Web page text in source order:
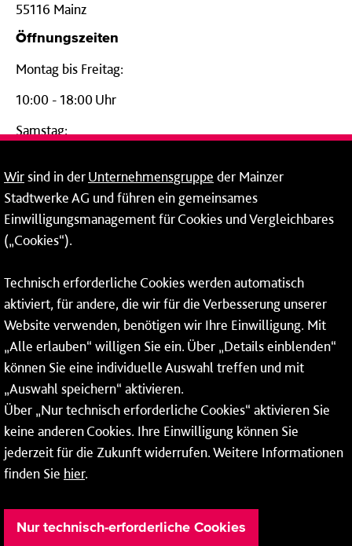
55116 Mainz
Öffnungszeiten
Montag bis Freitag:
10:00 - 18:00 Uhr
Samstag:
24-Stunden-Telefon*
06131 – 12 77 77
Fax: 06131 – 12 66 66
* Montags bis freitags bis 7 und ab 18 Uhr sowie an
Wochenenden und Feiertagen ganztags werden Ihre
Anrufe je nach Themenauswahl an ein Callcenter des
RMV oder von nextbike weitergeleitet. Dort erhalten Sie
ausschließlich Auskünfte zum Fahrplan bzw. zu
meinRad.
Wirsind in derUnternehmensgruppe der Mainzer
Stadtwerke AG und führen ein gemeinsames
Einwilligungsmanagement für Cookies und Vergleichbares
(„Cookies“).
Technisch erforderliche Cookies werden automatisch
aktiviert, für andere, die wir für die Verbesserung unserer
Website verwenden, benötigen wir Ihre Einwilligung. Mit
„Alle erlauben“ willigen Sie ein. Über „Details einblenden“
können Sie eine individuelle Auswahl treffen und mit
„Auswahl speichern“ aktivieren.
Über „Nur technisch erforderliche Cookies“ aktivieren Sie
keine anderen Cookies. Ihre Einwilligung können Sie
jederzeit für die Zukunft widerrufen. Weitere Informationen
finden Sie hier.
Nur technisch-erforderliche Cookies